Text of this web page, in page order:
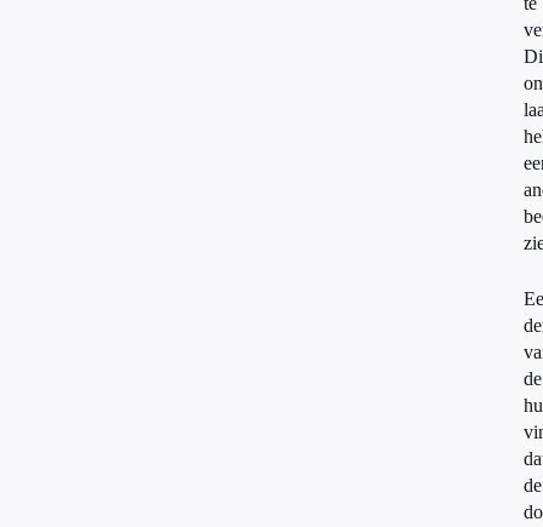
de
de